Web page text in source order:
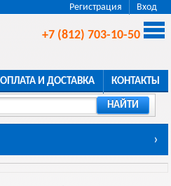
Регистрация Вход
+7 (812) 703-10-50
ОПЛАТА И ДОСТАВКА КОНТАКТЫ
НАЙТИ
›